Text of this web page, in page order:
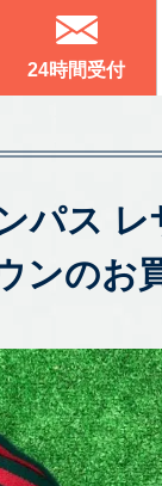
24時間受付
パス
ンのお